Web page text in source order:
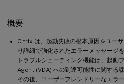
概要
Citrix は、起動失敗の根本原因をユー
り詳細で強化されたエラーメッセージ
トラブルシューティング機能は、起
Agent (VDA) への到達可能性に関する
その後、ユーザーフレンドリーなエラ